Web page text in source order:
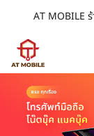
AT MOBILE